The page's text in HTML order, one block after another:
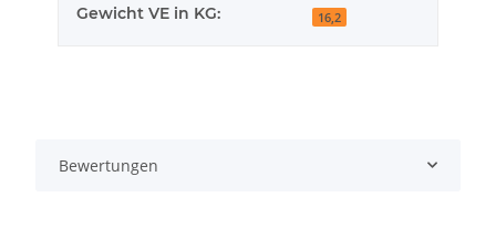
Gewicht VE in KG: 16,2
Bewertungen